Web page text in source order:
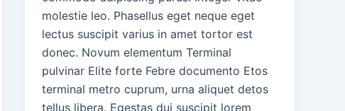
molestie leo. Phasellus eget neque eget
lectus suscipit varius in amet tortor est
donec. Novum elementum Terminal
pulvinar Elite forte Febre documento Etos
terminal metro cuprum, urna aliquet detos
tellus libera. Egestas dui suscipit lorem